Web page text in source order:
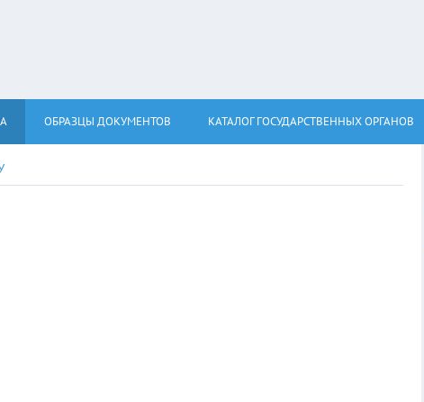
ОБРАЗЦЫ ДОКУМЕНТОВ КАТАЛОГ ГОСУДАРСТВЕННЫХ ОРГАНОВ